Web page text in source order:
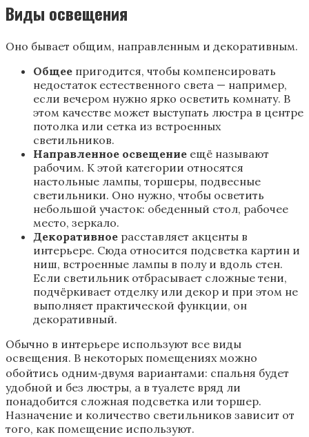
Виды освещения
Оно бывает общим, направленным и декоративным.
Общее пригодится, чтобы компенсировать
недостаток естественного света — например,
если вечером нужно ярко осветить комнату. В
этом качестве может выступать люстра в центре
потолка или сетка из встроенных
светильников.
Направленное освещение ещё называют
рабочим. К этой категории относятся
настольные лампы, торшеры, подвесные
светильники. Оно нужно, чтобы осветить
небольшой участок: обеденный стол, рабочее
место, зеркало.
Декоративное расставляет акценты в
интерьере. Сюда относится подсветка картин и
ниш, встроенные лампы в полу и вдоль стен.
Если светильник отбрасывает сложные тени,
подчёркивает отделку или декор и при этом не
выполняет практической функции, он
декоративный.
Обычно в интерьере используют все виды
освещения. В некоторых помещениях можно
обойтись одним‑двумя вариантами: спальня будет
удобной и без люстры, а в туалете вряд ли
понадобится сложная подсветка или торшер.
Назначение и количество светильников зависит от
того, как помещение используют.